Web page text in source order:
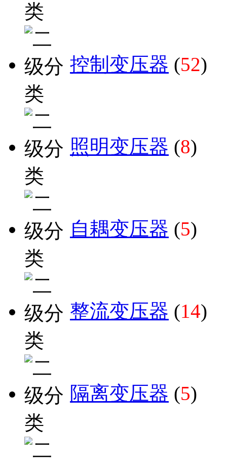
控制变压器 (52)
照明变压器 (8)
自耦变压器 (5)
整流变压器 (14)
隔离变压器 (5)